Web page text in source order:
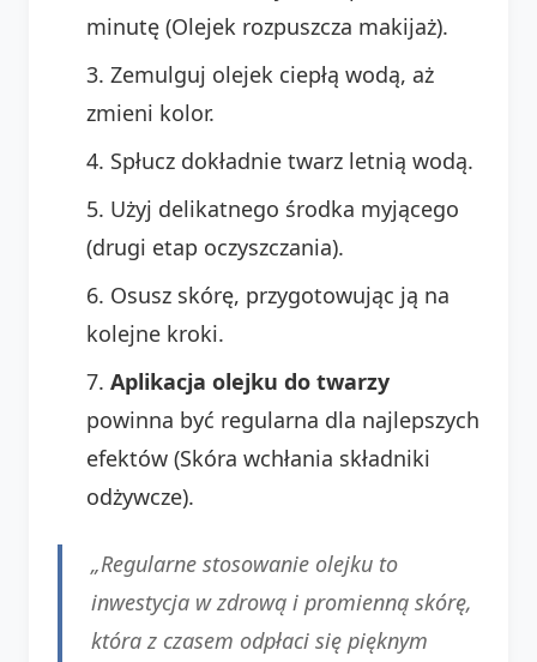
minutę (Olejek rozpuszcza makijaż).
Zemulguj olejek ciepłą wodą, aż
zmieni kolor.
Spłucz dokładnie twarz letnią wodą.
Użyj delikatnego środka myjącego
(drugi etap oczyszczania).
Osusz skórę, przygotowując ją na
kolejne kroki.
Aplikacja olejku do twarzy
powinna być regularna dla najlepszych
efektów (Skóra wchłania składniki
odżywcze).
„Regularne stosowanie olejku to
inwestycja w zdrową i promienną skórę,
która z czasem odpłaci się pięknym